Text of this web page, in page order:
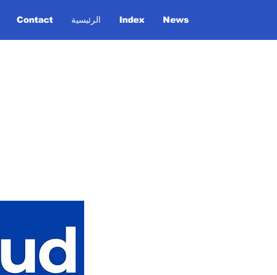
Contact الرئيسية Index News